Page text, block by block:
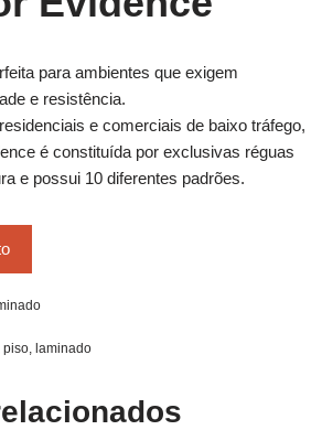
para ambientes que exigem
e resistência.
e comerciais de baixo tráfego,
é constituída por exclusivas réguas
e possui 10 diferentes padrões.
piso laminado